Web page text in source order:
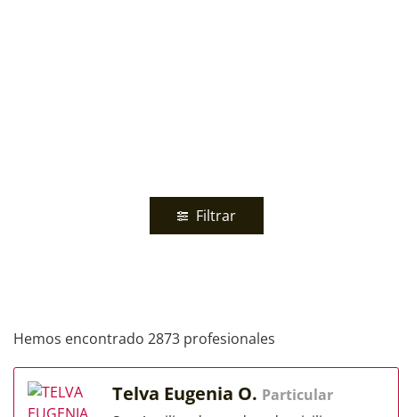
Filtrar
Hemos encontrado 2873 profesionales
Telva Eugenia O. Particular